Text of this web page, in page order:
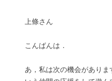
上條さん
こんばんは．
あ，私は次の機会があり